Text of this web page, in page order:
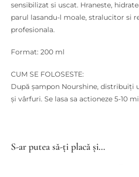
sensibilizat si uscat. Hraneste,
parul lasandu-l moale, stralucitor si
profesionala.
Format: 200 ml
CUM SE FOLOSESTE:
După șampon Nourshine, distribuiți
și vârfuri. Se lasa sa actioneze 5-10
S-ar putea să-ți placă și…